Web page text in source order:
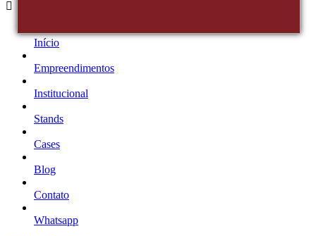
Início
Empreendimentos
Institucional
Stands
Cases
Blog
Contato
Whatsapp